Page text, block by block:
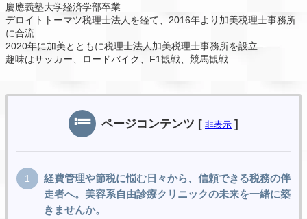
慶應義塾大学経済学部卒業
デロイトトーマツ税理士法人を経て、2016年より加美税理士事務所
に合流
2020年に加美とともに税理士法人加美税理士事務所を設立
趣味はサッカー、ロードバイク、F1観戦、競馬観戦
ページコンテンツ [ 非表示 ]
経費管理や節税に悩む日々から、信頼できる税務の伴
走者へ。美容系自由診療クリニックの未来を一緒に築
きませんか。